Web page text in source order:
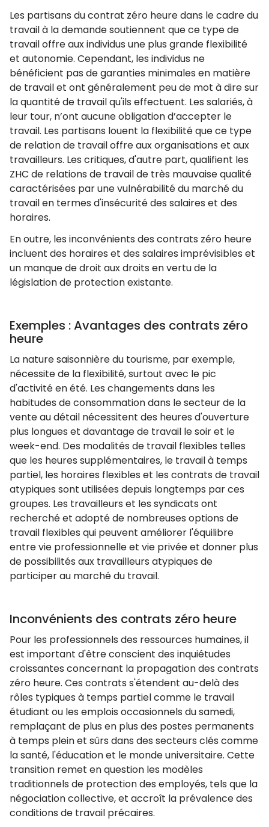
Les partisans du contrat zéro heure dans le cadre du
travail à la demande soutiennent que ce type de
travail offre aux individus une plus grande flexibilité
et autonomie. Cependant, les individus ne
bénéficient pas de garanties minimales en matière
de travail et ont généralement peu de mot à dire sur
la quantité de travail qu'ils effectuent. Les salariés, à
leur tour, n’ont aucune obligation d’accepter le
travail. Les partisans louent la flexibilité que ce type
de relation de travail offre aux organisations et aux
travailleurs. Les critiques, d'autre part, qualifient les
ZHC de relations de travail de très mauvaise qualité
caractérisées par une vulnérabilité du marché du
travail en termes d'insécurité des salaires et des
horaires.
En outre, les inconvénients des contrats zéro heure
incluent des horaires et des salaires imprévisibles et
un manque de droit aux droits en vertu de la
législation de protection existante.
Exemples : Avantages des contrats zéro
heure
La nature saisonnière du tourisme, par exemple,
nécessite de la flexibilité, surtout avec le pic
d'activité en été. Les changements dans les
habitudes de consommation dans le secteur de la
vente au détail nécessitent des heures d'ouverture
plus longues et davantage de travail le soir et le
week-end. Des modalités de travail flexibles telles
que les heures supplémentaires, le travail à temps
partiel, les horaires flexibles et les contrats de travail
atypiques sont utilisées depuis longtemps par ces
groupes. Les travailleurs et les syndicats ont
recherché et adopté de nombreuses options de
travail flexibles qui peuvent améliorer l'équilibre
entre vie professionnelle et vie privée et donner plus
de possibilités aux travailleurs atypiques de
participer au marché du travail.
Inconvénients des contrats zéro heure
Pour les professionnels des ressources humaines, il
est important d'être conscient des inquiétudes
croissantes concernant la propagation des contrats
zéro heure. Ces contrats s'étendent au-delà des
rôles typiques à temps partiel comme le travail
étudiant ou les emplois occasionnels du samedi,
remplaçant de plus en plus des postes permanents
à temps plein et sûrs dans des secteurs clés comme
la santé, l'éducation et le monde universitaire. Cette
transition remet en question les modèles
traditionnels de protection des employés, tels que la
négociation collective, et accroît la prévalence des
conditions de travail précaires.